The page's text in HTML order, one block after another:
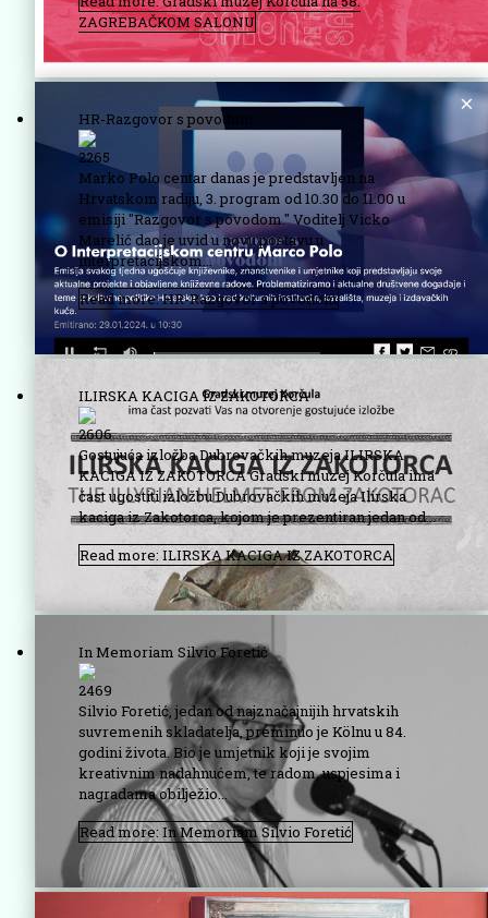
ZAGREBAČKOM SALONU
HR-Razgovor s povodom
2265
Marko Polo centar danas je predstavljen na
Hrvatskom radiju, 3. program od 10.30 do 11.00 u
emisiji "Razgovor s povodom." Voditelj Vicko
Marelić dao je uvid u novu postavu u
interpretacijskom...
Read more: HR-Razgovor s povodom
ILIRSKA KACIGA IZ ZAKOTORCA
2606
Gostujuća izložba Dubrovačkih muzeja ILIRSKA
KACIGA IZ ZAKOTORCA Gradski muzej Korčula ima
čast ugostiti izložbu Dubrovačkih muzeja Ilirska
kaciga iz Zakotorca, kojom je prezentiran jedan od...
Read more: ILIRSKA KACIGA IZ ZAKOTORCA
In Memoriam Silvio Foretić
2469
Silvio Foretić, jedan od najznačajnijih hrvatskih
suvremenih skladatelja, preminuo je Kölnu u 84.
godini života. Bio je umjetnik koji je svojim
kreativnim nadahnućem, te radom, uspjesima i
nagradama obilježio...
Read more: In Memoriam Silvio Foretić